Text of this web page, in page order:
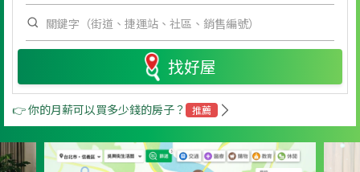
找好屋
👉 你的月薪可以買多少錢的房子？ 推薦